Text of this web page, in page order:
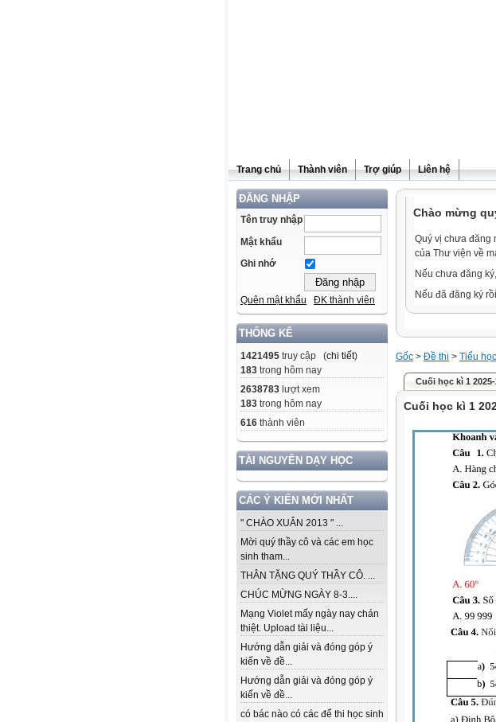
Trang chủ Thành viên Trợ giúp Liên hệ
ĐĂNG NHẬP
Tên truy nhập
Mật khẩu
Ghi nhớ
Quên mật khẩu ĐK thành viên
THỐNG KÊ
1421495 truy cập (chi tiết)
183 trong hôm nay
2638783 lượt xem
183 trong hôm nay
616 thành viên
TÀI NGUYÊN DẠY HỌC
CÁC Ý KIẾN MỚI NHẤT
" CHÀO XUÂN 2013 " ...
Mời quý thầy cô và các em học
sinh tham...
THÂN TẶNG QUÝ THẦY CÔ. ...
CHÚC MỪNG NGÀY 8-3....
Mạng Violet mấy ngày nay chán
thiệt. Upload tài liệu...
Hướng dẫn giải và đóng góp ý
kiến về đề...
Hướng dẫn giải và đóng góp ý
kiến về đề...
có bác nào có các để thi học sinh
Chào mừng
Quý vị chưa đăng
của Thư viện về
Nếu chưa đăng
Nếu đã đăng ký
Gốc > Đề thi > Tiểu học
Cuối học kì 1
Cuối học kì 1